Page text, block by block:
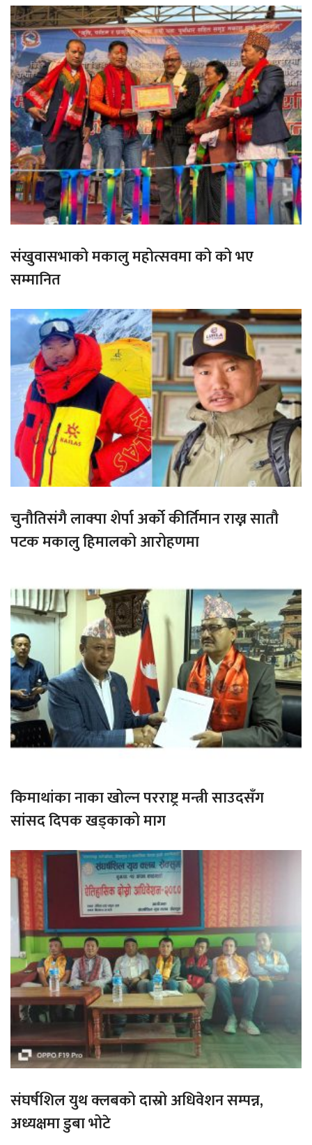
संखुवासभाको मकालु महोत्सवमा को को भए
सम्मानित
चुनौतिसंगै लाक्पा शेर्पा अर्को कीर्तिमान राख्न सातौ
पटक मकालु हिमालको आरोहणमा
किमाथांका नाका खोल्न परराष्ट्र मन्त्री साउदसँग
सांसद दिपक खड्काको माग
संघर्षशिल युथ क्लबको दास्रो अधिवेशन सम्पन्न,
अध्यक्षमा डुबा भोटे